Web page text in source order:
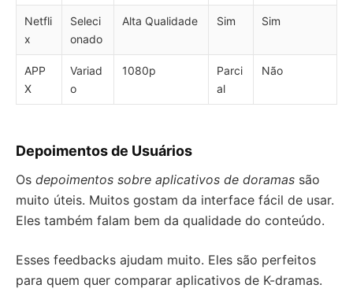
Netfli
x
Seleci
onado
Alta Qualidade Sim Sim
APP
X
Variad
o
1080p
Parci
al
Não
Depoimentos de Usuários
Os depoimentos sobre aplicativos de doramas são
muito úteis. Muitos gostam da interface fácil de usar.
Eles também falam bem da qualidade do conteúdo.
Esses feedbacks ajudam muito. Eles são perfeitos
para quem quer comparar aplicativos de K-dramas.